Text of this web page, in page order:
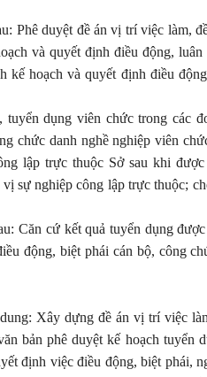
Phê duyệt đề án vị trí việc làm,
và quyết định điều động, luân
kế hoạch và quyết định điều
tuyển dụng viên chức trong các
chức danh nghề nghiệp viên
lập trực thuộc Sở sau khi
sự nghiệp công lập trực thuộc; c
Căn cứ kết quả tuyển dụng
động, biệt phái cán bộ, công
Xây dựng đề án vị trí việc
bản phê duyệt kế hoạch tuyển
định việc điều động, biệt phái,